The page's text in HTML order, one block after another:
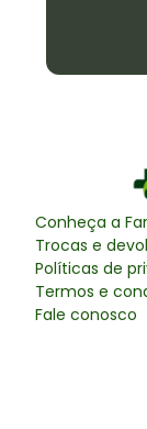
Conheça a
Trocas e
Políticas de
Termos e
Fale conosco